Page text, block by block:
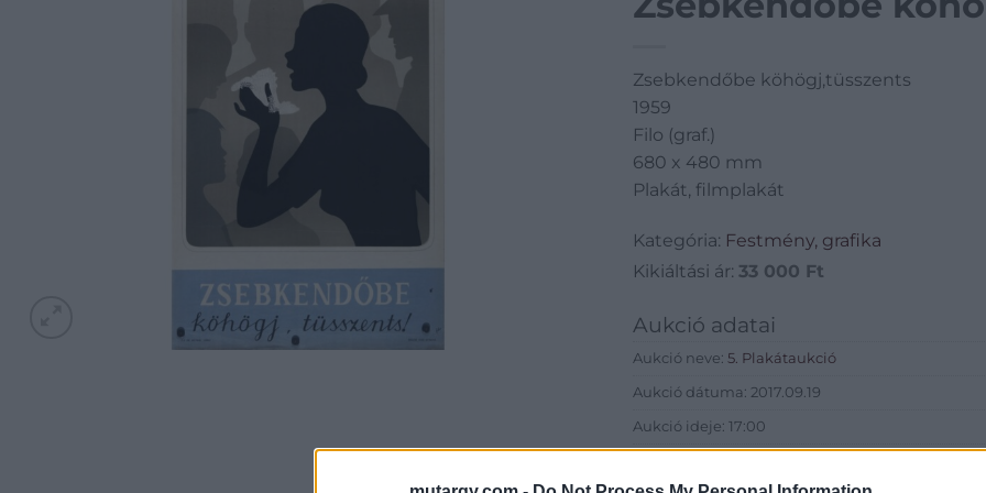
Zsebkendőbe köhögj,tüsszents
1959
Filo (graf.)
680 x 480 mm
Plakát, filmplakát
Kategória: Festmény, grafika
Kikiáltási ár: 33 000 Ft
Aukció adatai
Aukció neve: 5. Plakátaukció
Aukció dátuma: 2017.09.19
Aukció ideje: 17:00